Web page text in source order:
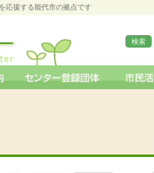
応援する能代市の拠点です